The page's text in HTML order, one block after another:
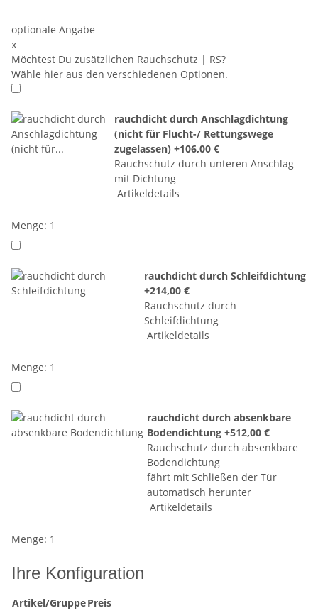
optionale Angabe
x
Möchtest Du zusätzlichen Rauchschutz | RS?
Wähle hier aus den verschiedenen Optionen.
rauchdicht durch Anschlagdichtung
(nicht für Flucht-/ Rettungswege
zugelassen)+106,00 €
Rauchschutz durch unteren Anschlag
mit Dichtung
Artikeldetails
Menge: 1
rauchdicht durch Schleifdichtung
+214,00 €
Rauchschutz durch
Schleifdichtung
Artikeldetails
Menge: 1
rauchdicht durch absenkbare
Bodendichtung+512,00 €
Rauchschutz durch absenkbare
Bodendichtung
fährt mit Schließen der Tür
automatisch herunter
Artikeldetails
Menge: 1
Ihre Konfiguration
Artikel/GruppePreis